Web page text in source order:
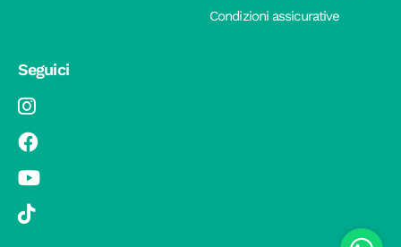
Condizioni assicurative
Seguici